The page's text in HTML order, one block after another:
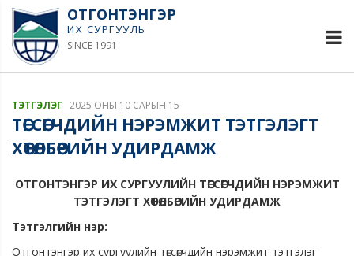
ОТГОНТЭНГЭР
ИХ СУРГУУЛЬ
SINCE 1991
ТЭТГЭЛЭГ 2025 ОНЫ 10 САРЫН 15
ТӨГСӨГЧДИЙН НЭРЭМЖИТ ТЭТГЭЛЭГТ
ХӨТӨЛБӨРИЙН УДИРДАМЖ
ОТГОНТЭНГЭР ИХ СУРГУУЛИЙН ТӨГСӨГЧДИЙН НЭРЭМЖИТ
ТЭТГЭЛЭГТ ХӨТӨЛБӨРИЙН УДИРДАМЖ
Тэтгэлгийн нэр:
Отгонтэнгэр их сургуулийн төгсөгчдийн нэрэмжит тэтгэлэг